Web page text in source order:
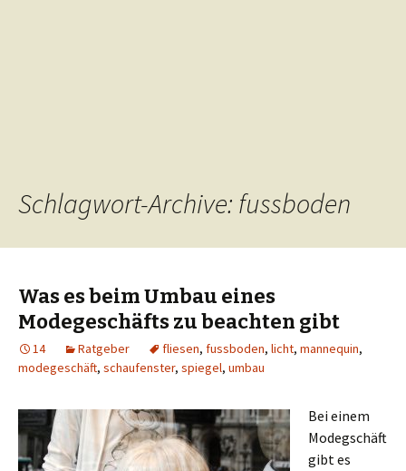
Schlagwort-Archive: fussboden
Was es beim Umbau eines
Modegeschäfts zu beachten gibt
14 Ratgeber fliesen, fussboden, licht, mannequin,
modegeschäft, schaufenster, spiegel, umbau
Bei einem
Modegschäft
gibt es